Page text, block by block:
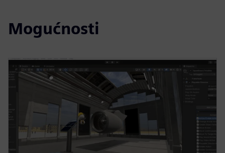
Mogućnosti